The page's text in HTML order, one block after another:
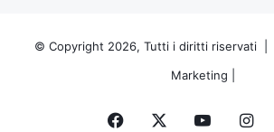
© Copyright 2026, Tutti i diritti riservati |
Marketing
Facebook